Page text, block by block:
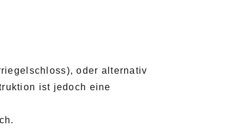
oder alternativ
ist jedoch eine